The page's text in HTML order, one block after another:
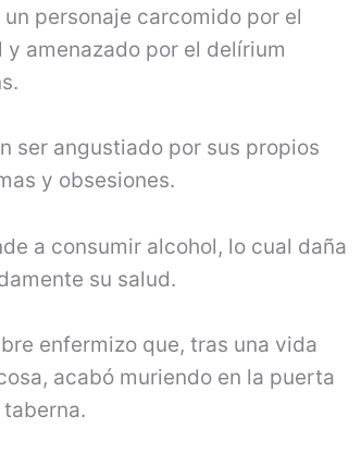
un personaje carcomido por el
y amenazado por el delírium
ser angustiado por sus propios
y obsesiones.
a consumir alcohol, lo cual daña
su salud.
enfermizo que, tras una vida
acabó muriendo en la puerta